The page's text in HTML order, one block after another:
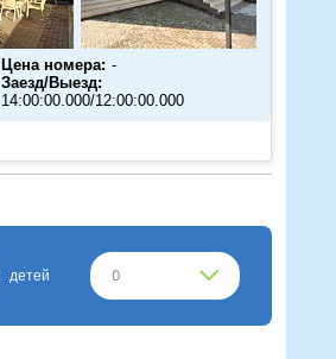
Цена номера: -
Заезд/Выезд:
14:00:00.000/12:00:00.000
детей 0